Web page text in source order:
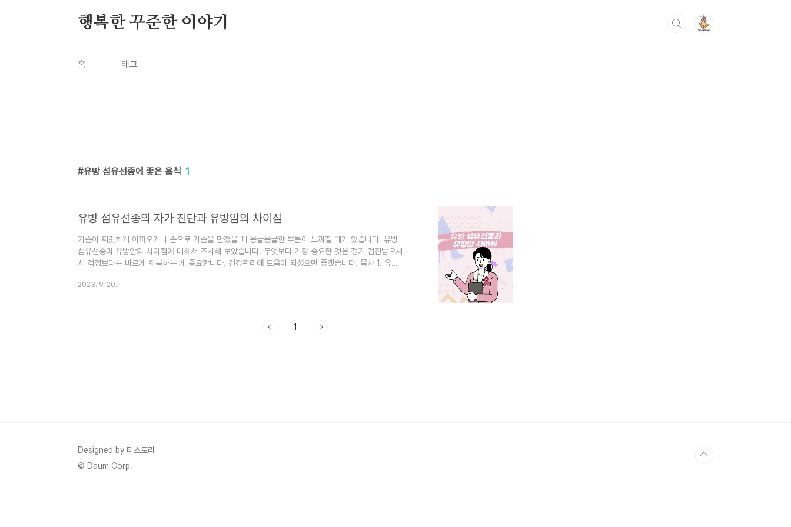
행복한 꾸준한 이야기
홈 태그
유방 섬유선종에 좋은 음식 1
유방 섬유선종의 자가 진단과 유방암의 차이점
가슴이 찌릿하게 아파오거나 손으로 가슴을 만졌을 때 몽글몽글한 부분이 느껴질 때가 있습니다. 유방
섬유선종과 유방암의 차이점에 대해서 조사해 보았습니다. 무엇보다 가장 중요한 것은 정기 검진받으셔
서 걱정보다는 바르게 회복하는 게 중요합니다. 건강관리에 도움이 되셨으면 좋겠습니다. 목차 1. 유방
좋은 음식 1. 유방 섬유선종이란? 유방 섬유선종은 유방 조직에서 발생하는 양성 종양으로서, 주로 섬유
2023. 9. 20.
1
Designed by 티스토리
© Daum Corp.